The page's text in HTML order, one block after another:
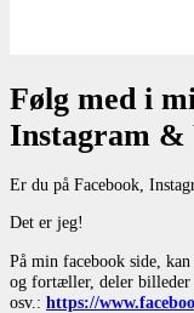
Følg med i
Instagram &
Er du på Facebook,
Det er jeg!
På min facebook side,
og fortæller, deler billeder
osv.: https://